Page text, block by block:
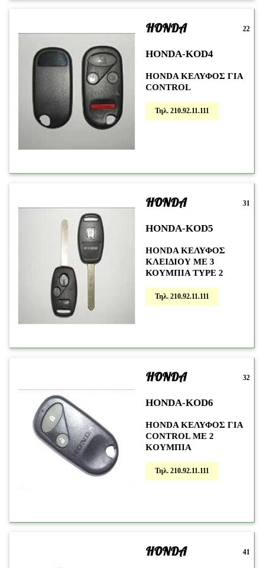
HONDA
HONDA-KOD4
HONDA KΕΛΥΦΟΣ ΓΙΑ
CONTROL
Τηλ. 210.92.11.111
22
HONDA
HONDA-KOD5
HONDA ΚΕΛΥΦΟΣ
ΚΛΕΙΔΙΟΥ ΜΕ 3
ΚΟΥΜΠΙΑ TYPE 2
Τηλ. 210.92.11.111
31
HONDA
HONDA-KOD6
HONDA KΕΛΥΦΟΣ ΓΙΑ
CONTROL ME 2
KOYMΠΙΑ
Τηλ. 210.92.11.111
32
HONDA 41